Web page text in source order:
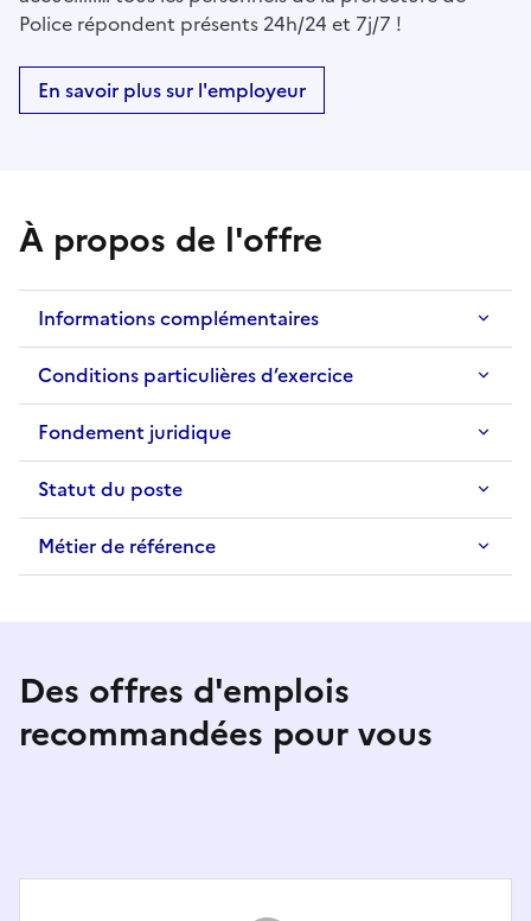
Police répondent présents 24h/24 et 7j/7 !
En savoir plus sur l'employeur
À propos de l'offre
Informations complémentaires
Conditions particulières d’exercice
Fondement juridique
Statut du poste
Métier de référence
Des offres d'emplois
recommandées pour vous